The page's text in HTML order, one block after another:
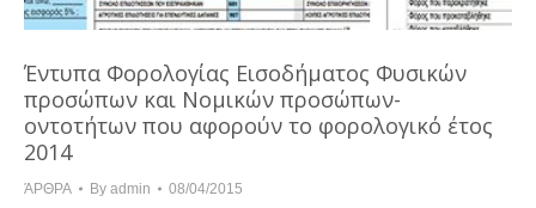
Έντυπα Φορολογίας Εισοδήματος Φυσικών
προσώπων και Νομικών προσώπων-
οντοτήτων που αφορούν το φορολογικό έτος
2014
ΆΡΘΡΑ By admin 08/04/2015